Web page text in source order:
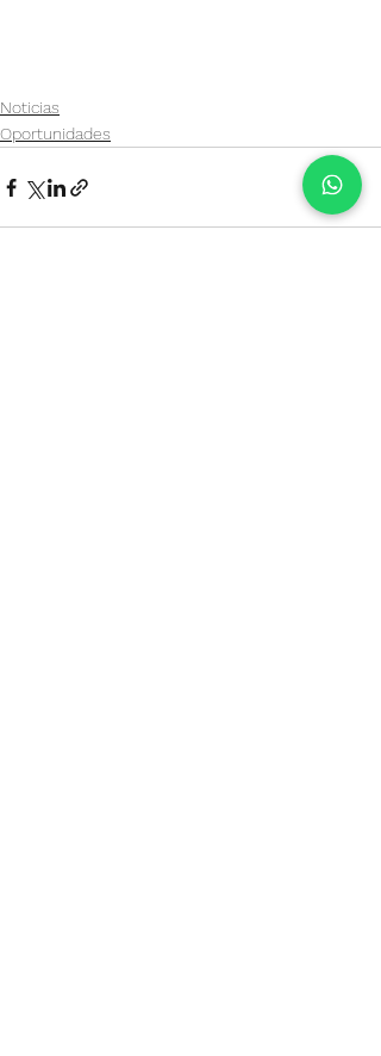
Noticias
Oportunidades